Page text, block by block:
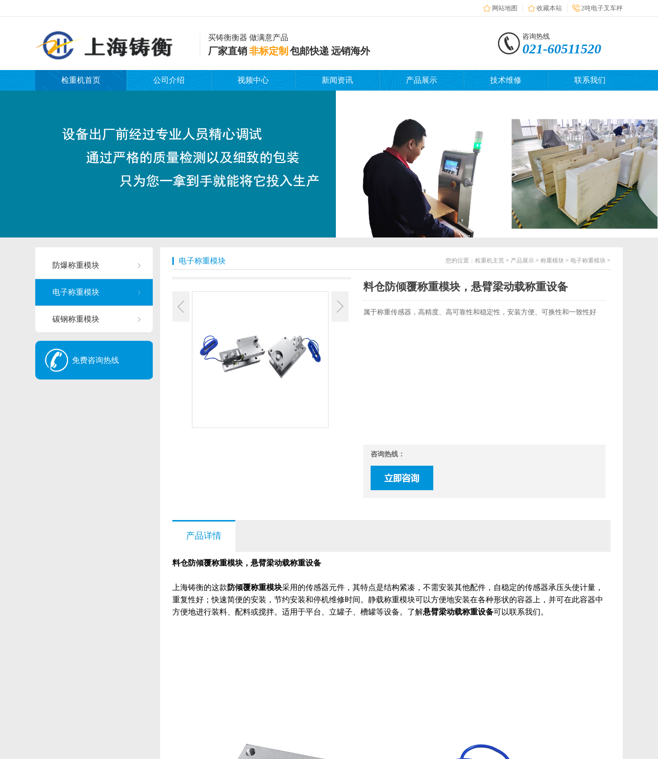
网站地图 收藏本站 2吨电子叉车秤
买铸衡衡器 做满意产品
厂家直销非标定制 包邮快递 远销海外
咨询热线
021-60511520
检重机首页 公司介绍 视频中心 新闻资讯 产品展示 技术维修 联系我们
防爆称重模块
电子称重模块
碳钢称重模块
免费咨询热线
电子称重模块 您的位置： 检重机主页 > 产品展示 > 称重模块 > 电子称重模块 >
料仓防倾覆称重模块，悬臂梁动载称重设备
属于称重传感器，高精度、高可靠性和稳定性，安装方便、可换性和一致性好
咨询热线：
产品详情
料仓防倾覆称重模块，悬臂梁动载称重设备
上海铸衡的这款 防倾覆称重模块采用的传感器元件，其特点是结构紧凑，不需安装其他配件，自稳定的传感器承压头使计量，
重复性好；快速简便的安装，节约安装和停机维修时间。静载称重模块可以方便地安装在各种形状的容器上，并可在此容器中
方便地进行装料、配料或搅拌。适用于平台、立罐子、槽罐等设备。了解悬臂梁动载称重设备可以联系我们。